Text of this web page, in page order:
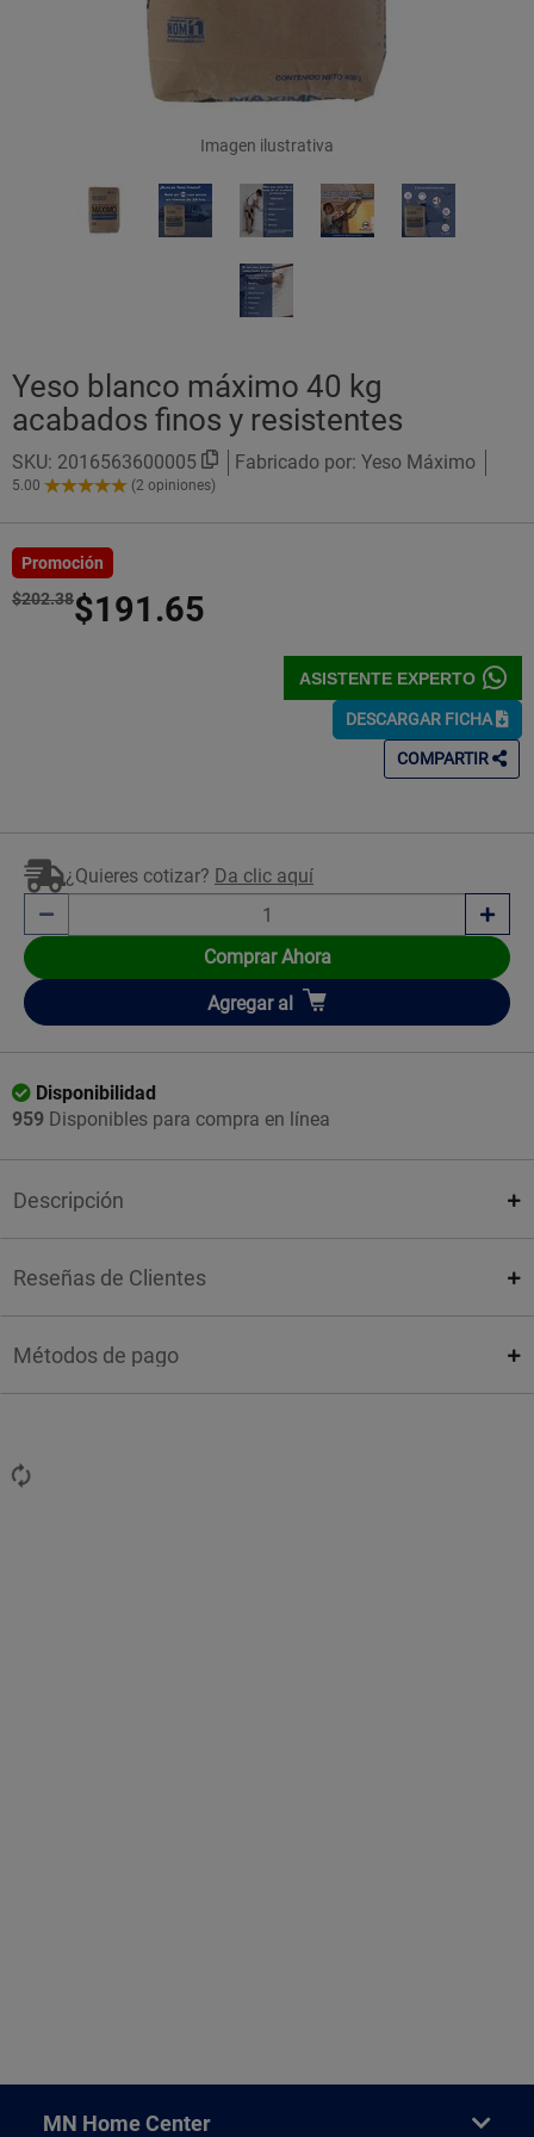
Imagen ilustrativa
Yeso blanco máximo 40 kg
acabados finos y resistentes
SKU: 2016563600005 Fabricado por: Yeso Máximo
5.00
5.00
Estrellas!
(2 opiniones)
Promoción
$202.38$191.65
ASISTENTE EXPERTO
DESCARGAR FICHA
COMPARTIR
¿Quieres cotizar? Da clic aquí
Comprar Ahora
Añadir
Agregar al
Disponibilidad
959 Disponibles para compra en línea
Descripción
Reseñas de Clientes
Métodos de pago
MN Home Center